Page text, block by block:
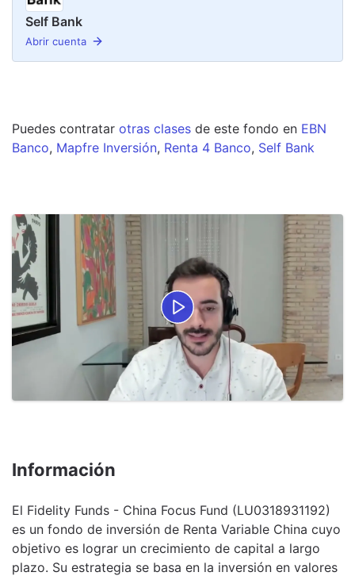
Self Bank
Abrir cuenta
Puedes contratar otras clases de este fondo en EBN
Banco, Mapfre Inversión, Renta 4 Banco, Self Bank
Información
El Fidelity Funds - China Focus Fund (LU0318931192)
es un fondo de inversión de Renta Variable China cuyo
objetivo es lograr un crecimiento de capital a largo
plazo. Su estrategia se basa en la inversión en valores